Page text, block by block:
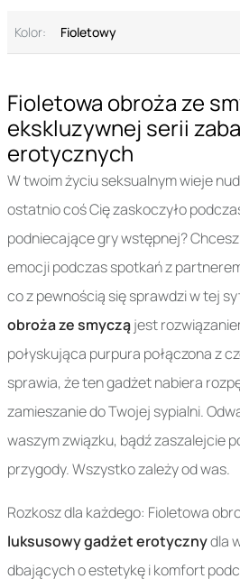
Fioletowa obroża ze
ekskluzywnej serii
erotycznych
W twoim życiu seksualnym wieje
ostatnio coś Cię zaskoczyło
podniecające gry wstępnej?
emocji podczas spotkań z
co z pewnością się sprawdzi w tej
obroża ze smycząjest
połyskująca purpura połączona z
sprawia, że ten gadżet nabiera
zamieszanie do Twojej sypialni.
waszym związku, bądź zaszalejcie
przygody. Wszystko zależy od was.
Rozkosz dla każdego: Fioletowa
luksusowy gadżet erotycznydla
dbających o estetykę i komfort
Kolor: Fioletowy